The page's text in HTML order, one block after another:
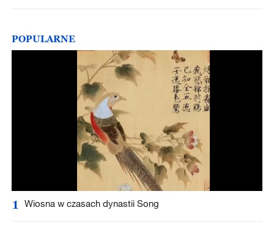
POPULARNE
1 Wiosna w czasach dynastii Song